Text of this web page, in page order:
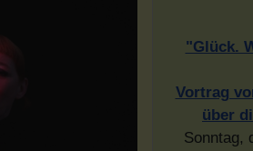
"Glück.
Vortrag
über
Sonntag,